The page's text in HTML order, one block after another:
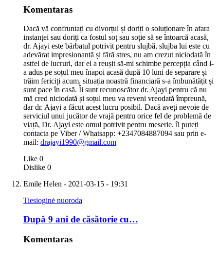
Komentaras
Dacă vă confruntați cu divorțul și doriți o soluționare în afara
instanței sau doriți ca fostul soț sau soție să se întoarcă acasă,
dr. Ajayi este bărbatul potrivit pentru slujbă, slujba lui este cu
adevărat impresionantă și fără stres, nu am crezut niciodată în
astfel de lucruri, dar el a reușit să-mi schimbe percepția când l-
a adus pe soțul meu înapoi acasă după 10 luni de separare și
trăim fericiți acum, situația noastră financiară s-a îmbunătățit și
sunt pace în casă. Îi sunt recunoscător dr. Ajayi pentru că nu
mă cred niciodată și soțul meu va reveni vreodată împreună,
dar dr. Ajayi a făcut acest lucru posibil. Dacă aveți nevoie de
serviciul unui jucător de vrajă pentru orice fel de problemă de
viață, Dr. Ajayi este omul potrivit pentru meserie. îl puteți
contacta pe Viber / Whatsapp: +2347084887094 sau prin e-
mail: drajayi1990@gmail.com
Like 0
Dislike 0
Emile Helen - 2021-03-15 - 19:31
Tiesioginė nuoroda
După 9 ani de căsătorie cu…
Komentaras